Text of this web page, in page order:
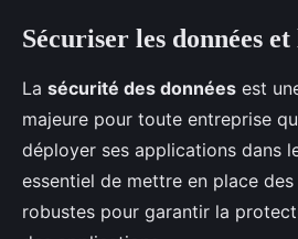
Sécuriser les données
La sécurité des données est
majeure pour toute entreprise
déployer ses applications dans
essentiel de mettre en place
robustes pour garantir la